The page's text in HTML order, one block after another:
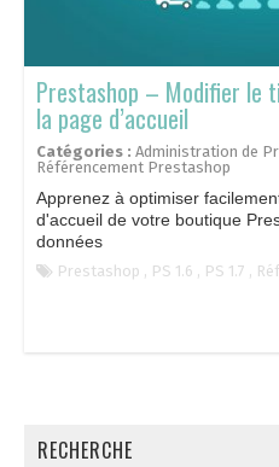
Prestashop – Modifier le
la page d’accueil
Catégories : Administration de
Référencement Prestashop
Apprenez à optimiser
d'accueil de votre boutique
données
Prestashop , PS 1.6 , PS 1.7 ,
RECHERCHE